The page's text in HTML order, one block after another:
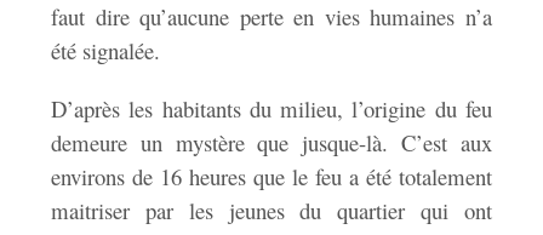
faut dire qu’aucune perte en vies humaines n’a
été signalée.
D’après les habitants du milieu, l’origine du feu
demeure un mystère que jusque-là. C’est aux
environs de 16 heures que le feu a été totalement
maitriser par les jeunes du quartier qui ont